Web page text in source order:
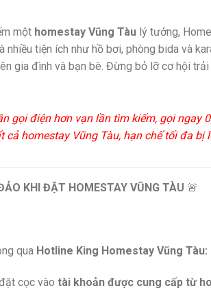
một homestay Vũng Tàu lý tưởng,
nhiều tiện ích như hồ bơi, phòng bida và
gia đình và bạn bè. Đừng bỏ lỡ cơ hội
gọi điện hơn vạn lần tìm kiếm, gọi ngay
cả homestay Vũng Tàu, hạn chế tối đa bị
KHI ĐẶT HOMESTAY VŨNG TÀU 🚨
qua Hotline King Homestay Vũng Tàu:
cọc vào tài khoản được cung cấp từ